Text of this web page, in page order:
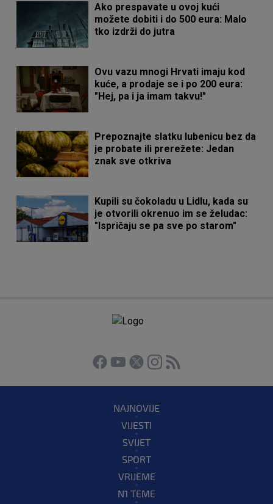
Ako prespavate u ovoj kući
možete dobiti i do 500 eura: Malo
tko izdrži do jutra
Ovu vazu mnogi Hrvati imaju kod
kuće, a prodaje se i po 200 eura:
"Hej, pa i ja imam takvu!"
Prepoznajte slatku lubenicu bez da
je probate ili prerežete: Jedan
znak sve otkriva
Kupili su čokoladu u Lidlu, kada su
je otvorili okrenuo im se želudac:
"Ispričaju se pa sve po starom"
NAJNOVIJE
VIJESTI
SVIJET
SPORT
VRIJEME
N1 TEME